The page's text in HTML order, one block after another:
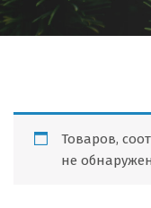
Товаров,
не